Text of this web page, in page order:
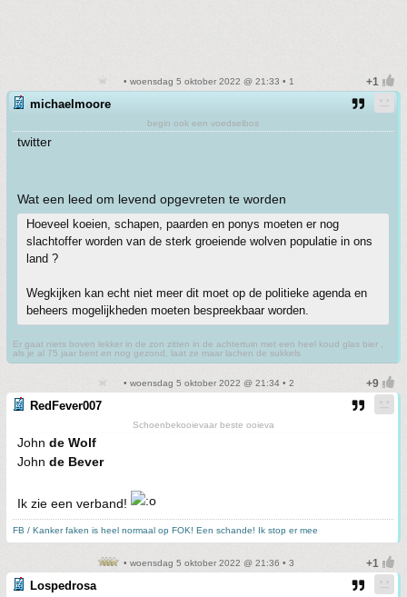
• woensdag 5 oktober 2022 @ 21:33 • 1
michaelmoore
begin ook een voedselbos
twitter
Wat een leed om levend opgevreten te worden
Hoeveel koeien, schapen, paarden en ponys moeten er nog
slachtoffer worden van de sterk groeiende wolven populatie in ons
land ?
Wegkijken kan echt niet meer dit moet op de politieke agenda en
beheers mogelijkheden moeten bespreekbaar worden.
Er gaat niets boven lekker in de zon zitten in de achtertuin met een heel koud glas bier ,
als je al 75 jaar bent en nog gezond, laat ze maar lachen de sukkels
• woensdag 5 oktober 2022 @ 21:34 • 2
RedFever007
Schoenbekooievaar beste ooieva
John de Wolf
John de Bever
Ik zie een verband!
FB / Kanker faken is heel normaal op FOK! Een schande! Ik stop er mee
• woensdag 5 oktober 2022 @ 21:36 • 3
Lospedrosa